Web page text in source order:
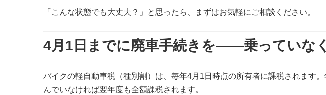
「こんな状態でも大丈夫？」と思ったら、まずはお気軽にご相談ください。
4月1日までに廃車手続きを——乗っていな
バイクの軽自動車税（種別割）は、毎年4月1日時点の所有者に課税されます
んでいなければ翌年度も全額課税されます。